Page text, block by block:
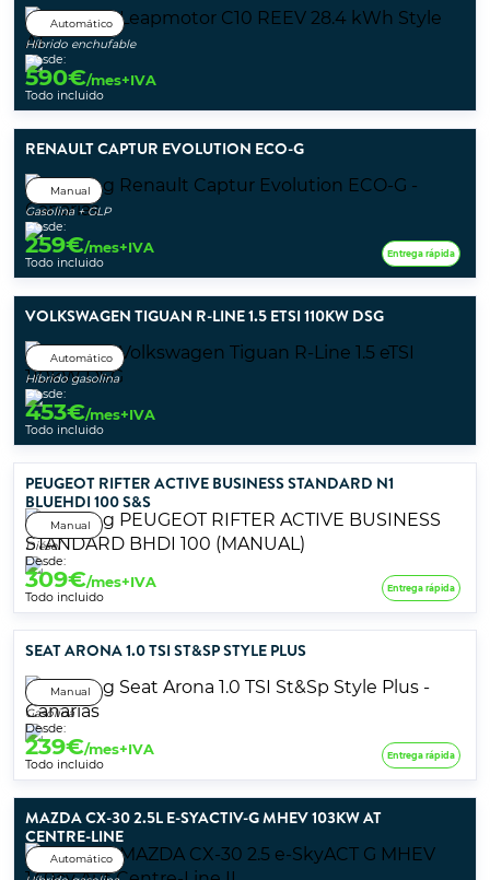
Automático
Híbrido enchufable
Desde:
590€/mes+IVA
Todo incluido
RENAULT CAPTUR EVOLUTION ECO-G
Manual
Gasolina + GLP
Desde:
259€/mes+IVA
Todo incluido
Entrega rápida
VOLKSWAGEN TIGUAN R-LINE 1.5 ETSI 110KW DSG
Automático
Híbrido gasolina
Desde:
453€/mes+IVA
Todo incluido
PEUGEOT RIFTER ACTIVE BUSINESS STANDARD N1
BLUEHDI 100 S&S
Manual
Diésel
Desde:
309€/mes+IVA
Todo incluido
Entrega rápida
SEAT ARONA 1.0 TSI ST&SP STYLE PLUS
Manual
Gasolina
Desde:
239€/mes+IVA
Todo incluido
Entrega rápida
MAZDA CX-30 2.5L E-SYACTIV-G MHEV 103KW AT
CENTRE-LINE
Automático